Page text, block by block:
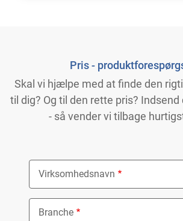
Pris -
Skal vi hjælpe med at finde den
til dig? Og til den rette pris?
- så vender vi tilbage
Virksomhedsnavn
Branche
Nothing selected